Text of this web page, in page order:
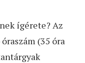
ígérete? Az
(35 óra